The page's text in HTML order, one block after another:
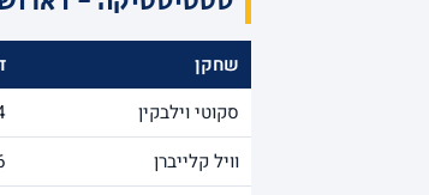
שחקן
סקוטי וילבקין
וויל קלייברן